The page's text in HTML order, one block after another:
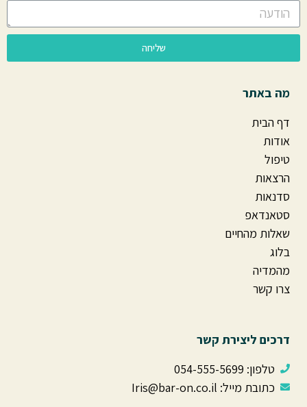
שליחה
מה באתר
דף הבית
אודות
טיפול
הרצאות
סדנאות
סטאנדאפ
שאלות מהחיים
בלוג
מהמדיה
צרו קשר
דרכים ליצירת קשר
טלפון: ⁦ 054-555-5699⁩
כתובת מייל: Iris@bar-on.co.il